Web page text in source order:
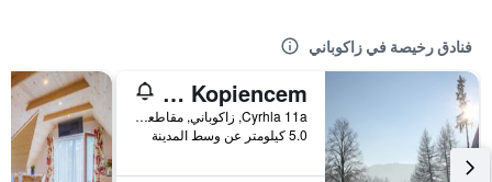
فنادق رخيصة في زاكوباني
Willa Pod Kopiencem
Cyrhla 11a, زاكوباني, مقاطعة بولندا الصغرى, بولندا
5.0 كيلومتر عن وسط المدينة